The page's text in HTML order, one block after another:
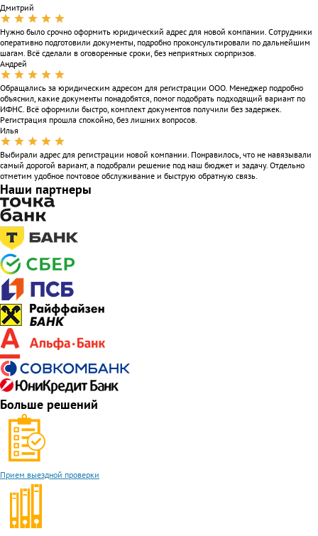
Дмитрий
Нужно было срочно оформить юридический адрес для новой компании. Сотрудники
оперативно подготовили документы, подробно проконсультировали по дальнейшим
шагам. Всё сделали в оговоренные сроки, без неприятных сюрпризов.
Андрей
Обращались за юридическим адресом для регистрации ООО. Менеджер подробно
объяснил, какие документы понадобятся, помог подобрать подходящий вариант по
ИФНС. Всё оформили быстро, комплект документов получили без задержек.
Регистрация прошла спокойно, без лишних вопросов.
Илья
Выбирали адрес для регистрации новой компании. Понравилось, что не навязывали
самый дорогой вариант, а подобрали решение под наш бюджет и задачу. Отдельно
отметим удобное почтовое обслуживание и быструю обратную связь.
Наши партнеры
Больше решений
Прием выездной проверки